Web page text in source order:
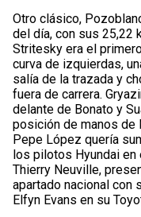
Otro clásico,
del día, con sus 25,22
Stritesky era el
curva de izquierdas,
salía de la trazada y
fuera de carrera.
delante de Bonato y
posición de manos de
Pepe López quería
los pilotos Hyundai en
Thierry Neuville,
apartado nacional con
Elfyn Evans en su